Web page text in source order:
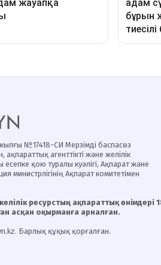
№17418-СИ Мерзімді баспасөз
агенттікті және желілік
қою туралы куәлігі, Ақпарат және
министрлігінің Ақпарат комитетімен
ресурстың ақпараттық өнімдері
асқан оқырманға арналған.
Барлық құқық қорғалған.